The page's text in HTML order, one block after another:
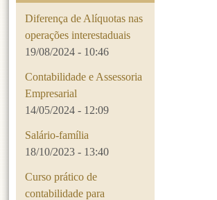
Diferença de Alíquotas nas
operações interestaduais
19/08/2024 - 10:46
Contabilidade e Assessoria
Empresarial
14/05/2024 - 12:09
Salário-família
18/10/2023 - 13:40
Curso prático de
contabilidade para